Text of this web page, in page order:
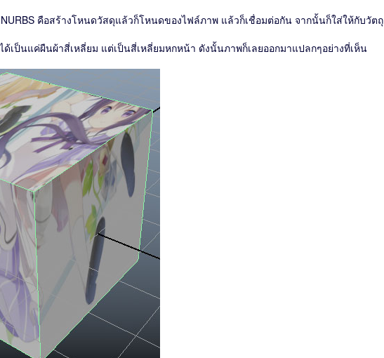
คือสร้างโหนดวัสดุแล้วก็โหนดของไฟล์ภาพ แล้วก็เชื่อมต่อกัน จากนั้นก็ใส่ให้กับวัตถุ
เป็นแค่ผืนผ้าสี่เหลี่ยม แต่เป็นสี่เหลี่ยมหกหน้า ดังนั้นภาพก็เลยออกมาแปลกๆอย่างที่เห็น